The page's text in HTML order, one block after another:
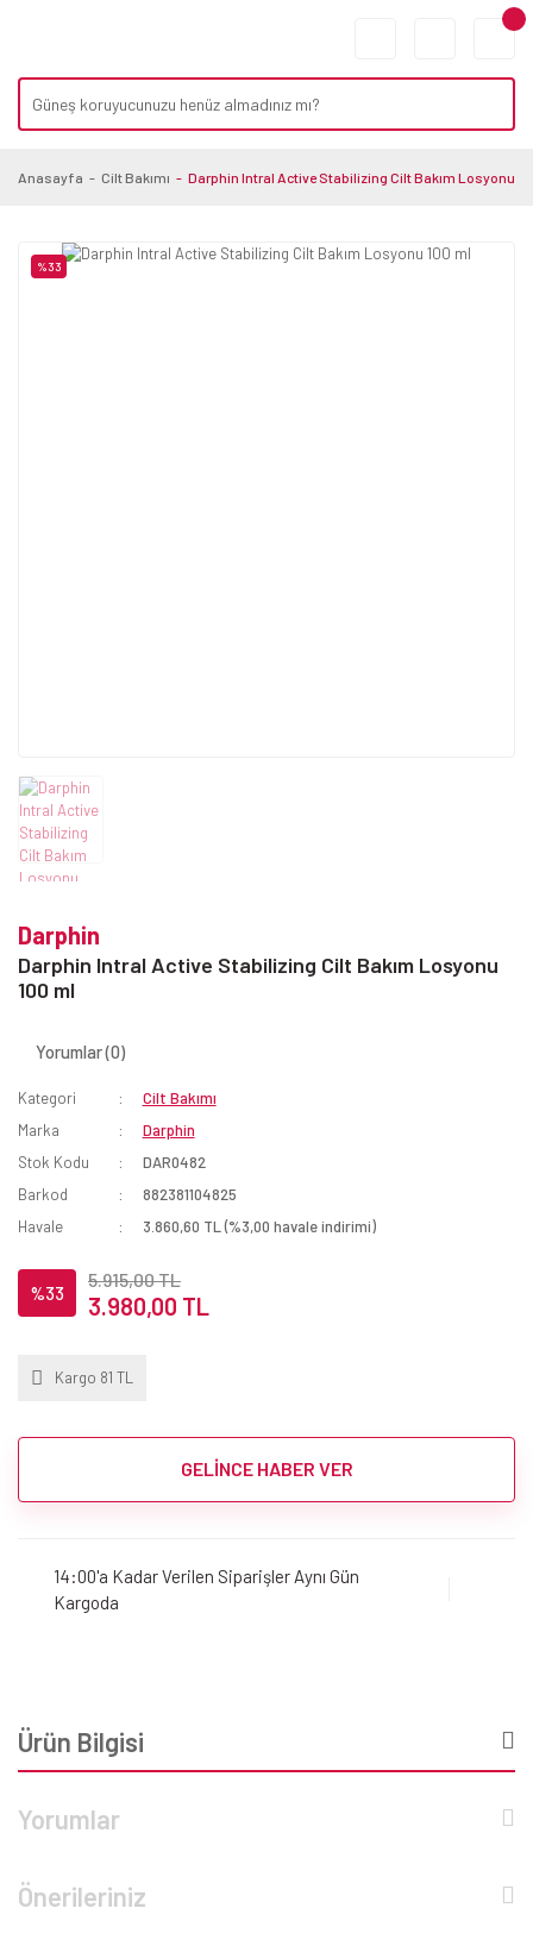
Anasayfa Cilt Bakımı Darphin Intral Active Stabilizing Cilt Bakım Losyonu
%33
Darphin
Darphin Intral Active Stabilizing Cilt Bakım Losyonu
100 ml
Yorumlar (0)
Kategori
Cilt Bakımı
Marka
Darphin
Stok Kodu
DAR0482
Barkod
882381104825
Havale
3.860,60 TL (%3,00 havale indirimi)
%33
5.915,00 TL
3.980,00 TL
Kargo 81 TL
GELİNCE HABER VER
14:00'a Kadar Verilen Siparişler Aynı Gün
Kargoda
Ürün Bilgisi
Yorumlar
Önerileriniz